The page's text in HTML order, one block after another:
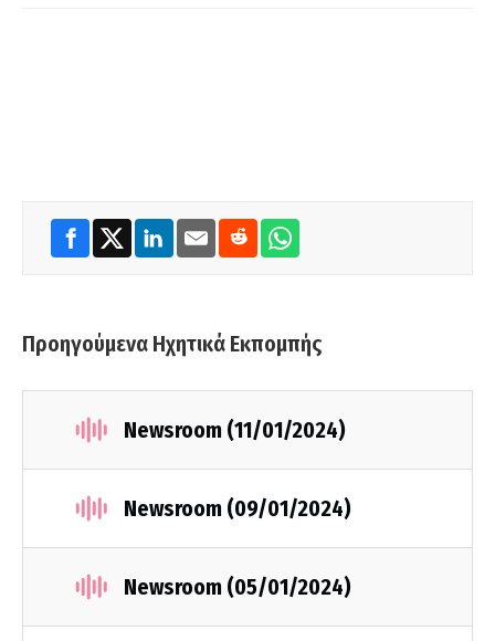
Προηγούμενα Ηχητικά Εκπομπής
Newsroom (11/01/2024)
Newsroom (09/01/2024)
Newsroom (05/01/2024)